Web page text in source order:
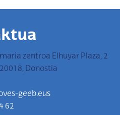
zentroa Elhuyar Plaza, 2
Donostia
geeb.eus
62